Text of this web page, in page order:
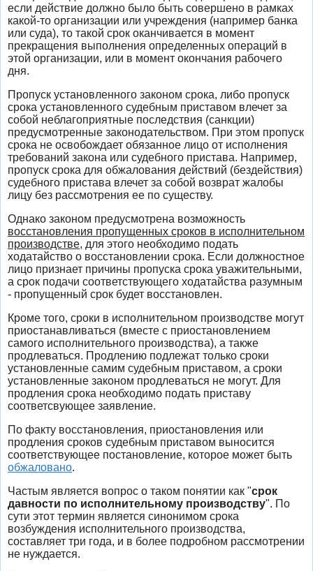
если действие должно было быть совершено в рамках
какой-то организации или учреждения (например банка
или суда), то такой срок оканчивается в момент
прекращения выполнения определенных операций в
этой организации, или в момент окончания рабочего
дня.
Пропуск установленного законом срока, либо пропуск
срока установленного судебным приставом влечет за
собой неблагоприятные последствия (санкции)
предусмотренные законодательством. При этом пропуск
срока не освобождает обязанное лицо от исполнения
требований закона или судебного пристава. Например,
пропуск срока для обжалования действий (бездействия)
судебного пристава влечет за собой возврат жалобы
лицу без рассмотрения ее по существу.
Однако законом предусмотрена возможность
восстановления пропущенных сроков в исполнительном
производстве, для этого необходимо подать
ходатайство о восстановлении срока. Если должностное
лицо признает причины пропуска срока уважительными,
а срок подачи соответствующего ходатайства разумным
- пропущенный срок будет восстановлен.
Кроме того, сроки в исполнительном производстве могут
приостанавливаться (вместе с приостановлением
самого исполнительного производства), а также
продлеваться. Продлению подлежат только сроки
установленные самим судебным приставом, а сроки
установленные законом продлеваться не могут. Для
продления срока необходимо подать приставу
соответсвующее заявление.
По факту восстановления, приостановления или
продления сроков судебным приставом выносится
соответствующее постановление, которое может быть
обжаловано.
Частым является вопрос о таком понятии как "срок
давности по исполнительному производству". По
сути этот термин является синонимом срока
возбуждения исполнительного производства,
составляет три года, и в более подробном рассмотрении
не нуждается.